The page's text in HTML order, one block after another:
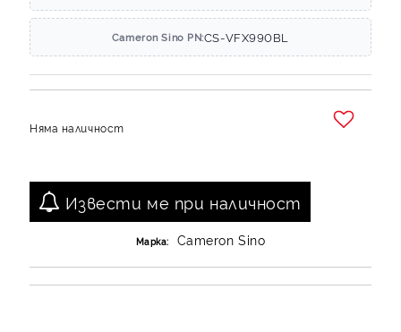
Cameron Sino PN:CS-VFX990BL
Няма наличност
Извести ме при наличност
Марка: Cameron Sino